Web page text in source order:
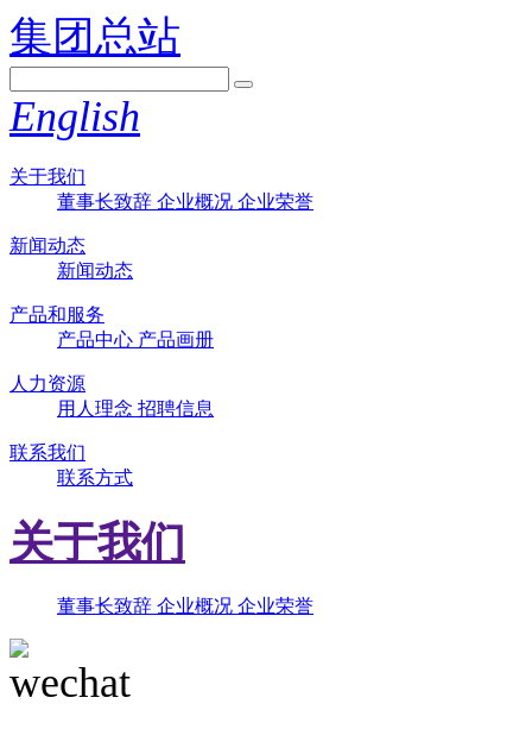
集团总站
English
关于我们
董事长致辞 企业概况 企业荣誉
新闻动态
新闻动态
产品和服务
产品中心 产品画册
人力资源
用人理念 招聘信息
联系我们
联系方式
关于我们
董事长致辞 企业概况 企业荣誉